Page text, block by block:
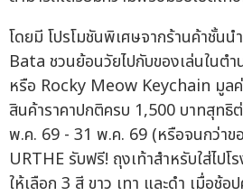
โดยมี โปรโมชันพิเศษจากร้านค้าชั้นน
Bata ชวนย้อนวัยไปกับของเล่นในต
หรือ Rocky Meow Keychain มูล
สินค้าราคาปกติครบ 1,500 บาทสุทธิ
พ.ค. 69 - 31 พ.ค. 69 (หรือจนกว่า
URTHE รับฟรี! ถุงเท้าสำหรับใส่ไป
ให้เลือก 3 สี ขาว เทา และดำ เมื่อช้